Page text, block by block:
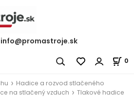
info@promastroje.sk
0
Hadice a rozvod stlačeného
na stlačený vzduch
Tlakové hadice